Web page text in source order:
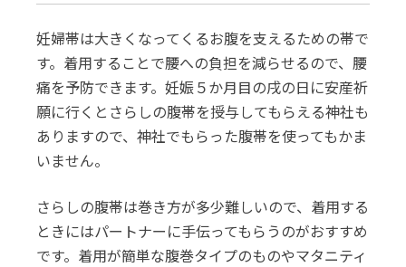
妊婦帯は大きくなってくるお腹を支えるための帯で
す。着用することで腰への負担を減らせるので、腰
痛を予防できます。妊娠５か月目の戌の日に安産祈
願に行くとさらしの腹帯を授与してもらえる神社も
ありますので、神社でもらった腹帯を使ってもかま
いません。
さらしの腹帯は巻き方が多少難しいので、着用する
ときにはパートナーに手伝ってもらうのがおすすめ
です。着用が簡単な腹巻タイプのものやマタニティ